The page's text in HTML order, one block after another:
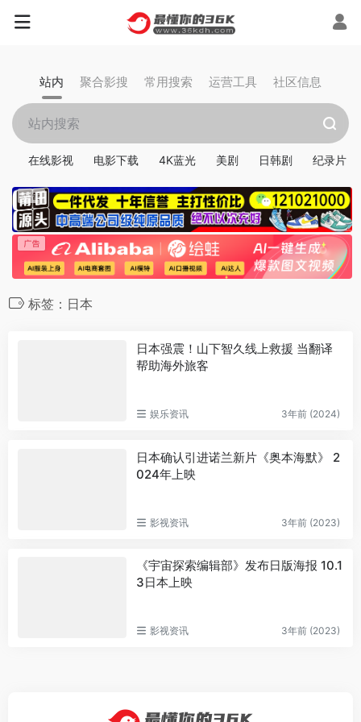
站内 聚合影搜 常用搜索 运营工具 社区信息
在线影视 电影下载 4K蓝光 美剧 日韩剧 纪录片
标签：日本
日本强震！山下智久线上救援 当翻译
帮助海外旅客
娱乐资讯 3年前 (2024)
日本确认引进诺兰新片《奥本海默》 2
024年上映
影视资讯 3年前 (2023)
《宇宙探索编辑部》发布日版海报 10.1
3日本上映
影视资讯 3年前 (2023)